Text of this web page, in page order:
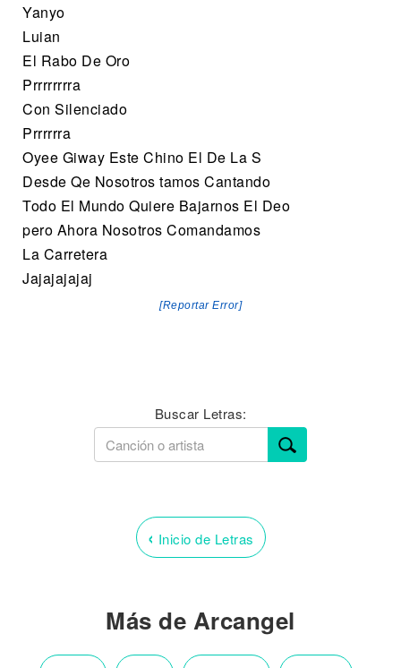
Yanyo
Luian
El Rabo De Oro
Prrrrrrrra
Con Silenciado
Prrrrrra
Oyee Giway Este Chino El De La S
Desde Qe Nosotros tamos Cantando
Todo El Mundo Quiere Bajarnos El Deo
pero Ahora Nosotros Comandamos
La Carretera
Jajajajajaj
[Reportar Error]
Buscar Letras:
‹ Inicio de Letras
Más de Arcangel